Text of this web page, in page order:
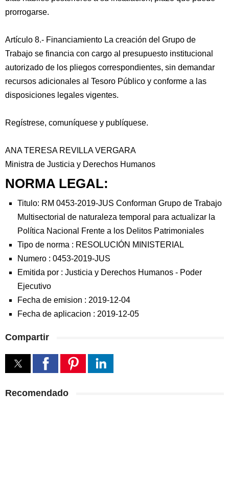
prorrogarse.
Artículo 8.- Financiamiento La creación del Grupo de
Trabajo se financia con cargo al presupuesto institucional
autorizado de los pliegos correspondientes, sin demandar
recursos adicionales al Tesoro Público y conforme a las
disposiciones legales vigentes.
Regístrese, comuníquese y publíquese.
ANA TERESA REVILLA VERGARA
Ministra de Justicia y Derechos Humanos
NORMA LEGAL:
Titulo: RM 0453-2019-JUS Conforman Grupo de Trabajo
Multisectorial de naturaleza temporal para actualizar la
Política Nacional Frente a los Delitos Patrimoniales
Tipo de norma : RESOLUCIÓN MINISTERIAL
Numero : 0453-2019-JUS
Emitida por : Justicia y Derechos Humanos - Poder
Ejecutivo
Fecha de emision : 2019-12-04
Fecha de aplicacion : 2019-12-05
Compartir
Recomendado